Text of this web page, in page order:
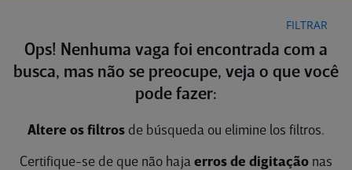
FILTRAR
Ops! Nenhuma vaga foi encontrada com a
busca, mas não se preocupe, veja o que você
pode fazer:
Altere os filtros de búsqueda ou elimine los filtros.
Certifique-se de que não haja erros de digitação nas